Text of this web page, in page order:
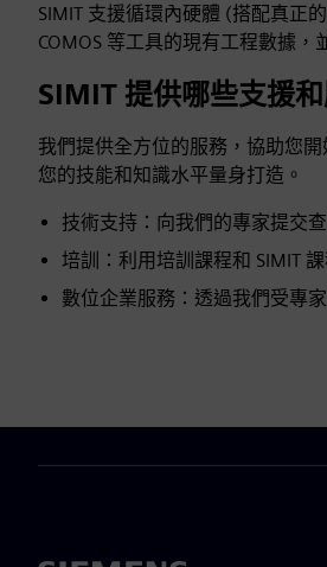
SIMIT 支援循環內硬體 (搭配真正
COMOS 等工具的現有工程數據
SIMIT 提供哪些支援和
我們提供全方位的服務，協助您
您的技能和知識水平量身打造。
技術支持：向我們的專家提交
培訓：利用培訓課程和 SIMIT
數位企業服務：透過我們受專